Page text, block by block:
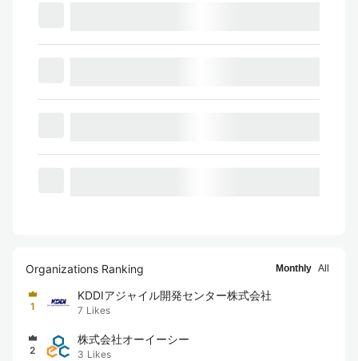
Organizations Ranking Monthly All
1
KDDIアジャイル開発センター株式会社
7 Likes
2
株式会社オーイーシー
3 Likes